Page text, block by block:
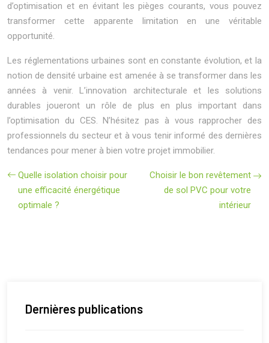
d’optimisation et en évitant les pièges courants, vous pouvez
transformer cette apparente limitation en une véritable
opportunité.
Les réglementations urbaines sont en constante évolution, et la
notion de densité urbaine est amenée à se transformer dans les
années à venir. L’innovation architecturale et les solutions
durables joueront un rôle de plus en plus important dans
l’optimisation du CES. N’hésitez pas à vous rapprocher des
professionnels du secteur et à vous tenir informé des dernières
tendances pour mener à bien votre projet immobilier.
Quelle isolation choisir pour
une efficacité énergétique
optimale ?
Choisir le bon revêtement
de sol PVC pour votre
intérieur
Dernières publications